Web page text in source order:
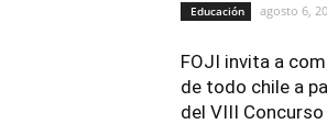
Educación agosto 6,
FOJI invita a
de todo chile a
del VIII